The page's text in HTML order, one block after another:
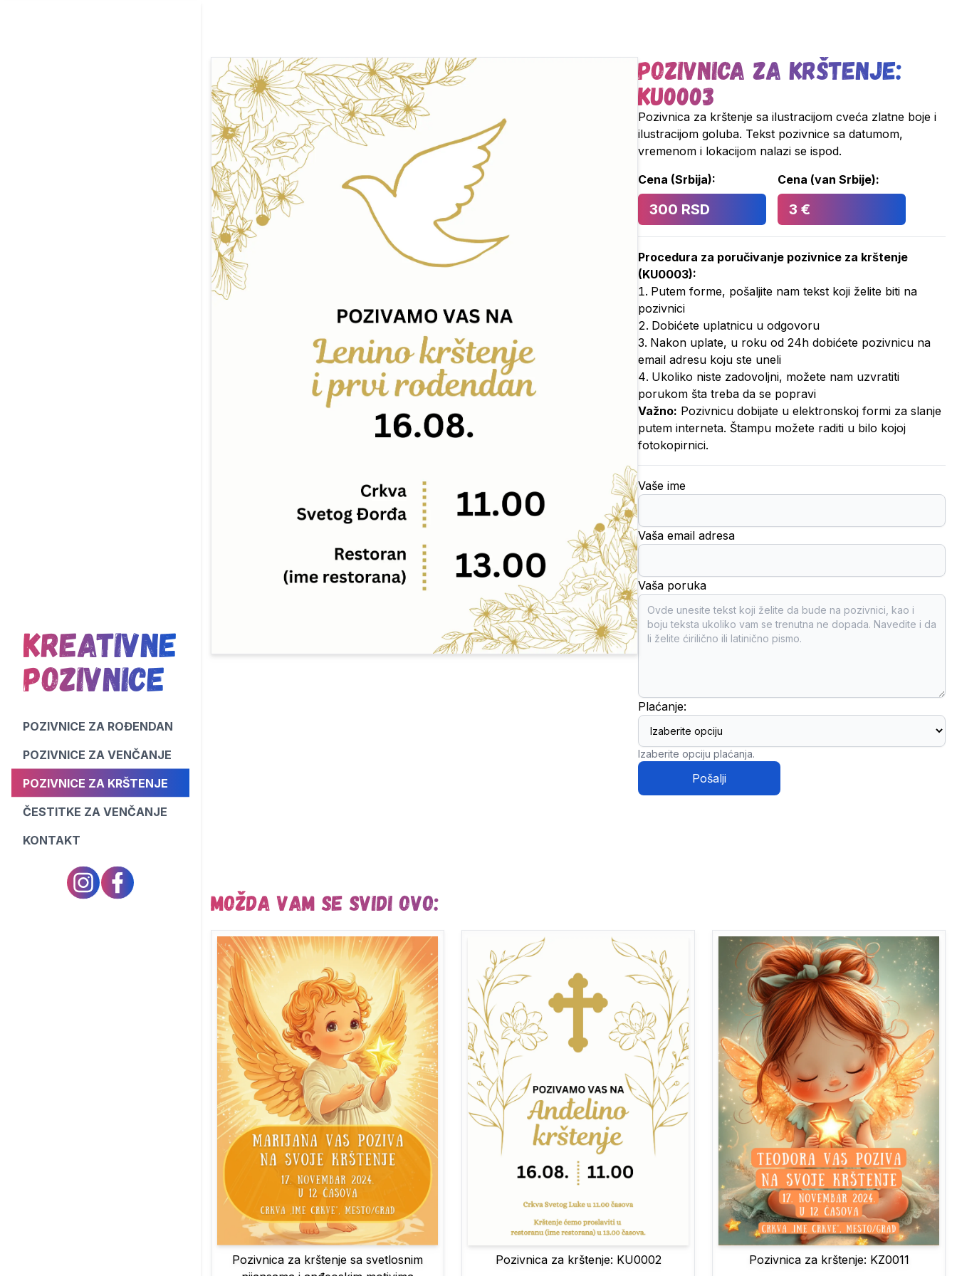
Kreativne
Pozivnice
POZIVNICE ZA ROĐENDAN
POZIVNICE ZA VENČANJE
POZIVNICE ZA KRŠTENJE
ČESTITKE ZA VENČANJE
KONTAKT
Pozivnica za krštenje:
KU0003
Pozivnica za krštenje sa ilustracijom cveća zlatne boje i
ilustracijom goluba. Tekst pozivnice sa datumom,
vremenom i lokacijom nalazi se ispod.
Cena (Srbija):
300 RSD
Cena (van Srbije):
3 €
Procedura za poručivanje pozivnice za krštenje
(KU0003):
Putem forme, pošaljite nam tekst koji želite biti na
pozivnici
Dobićete uplatnicu u odgovoru
Nakon uplate, u roku od 24h dobićete pozivnicu na
email adresu koju ste uneli
Ukoliko niste zadovoljni, možete nam uzvratiti
porukom šta treba da se popravi
Važno: Pozivnicu dobijate u elektronskoj formi za slanje
putem interneta. Štampu možete raditi u bilo kojoj
fotokopirnici.
Vaše ime
Vaša email adresa
Vaša poruka
Plaćanje:
Izaberite opciju plaćanja.
Pošalji
Možda vam se svidi ovo:
Pozivnica za krštenje sa svetlosnim
Pozivnica za krštenje: KU0002 Pozivnica za krštenje: KZ0011